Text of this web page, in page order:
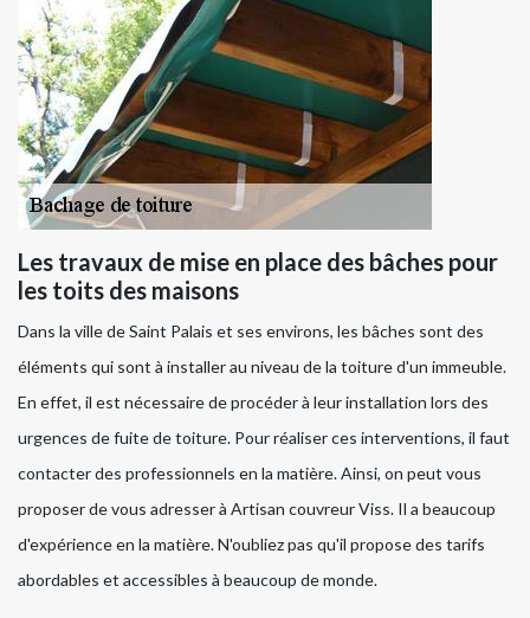
Les travaux de mise en place des bâches pour
les toits des maisons
Dans la ville de Saint Palais et ses environs, les bâches sont des
éléments qui sont à installer au niveau de la toiture d'un immeuble.
En effet, il est nécessaire de procéder à leur installation lors des
urgences de fuite de toiture. Pour réaliser ces interventions, il faut
contacter des professionnels en la matière. Ainsi, on peut vous
proposer de vous adresser à Artisan couvreur Viss. Il a beaucoup
d'expérience en la matière. N'oubliez pas qu'il propose des tarifs
abordables et accessibles à beaucoup de monde.